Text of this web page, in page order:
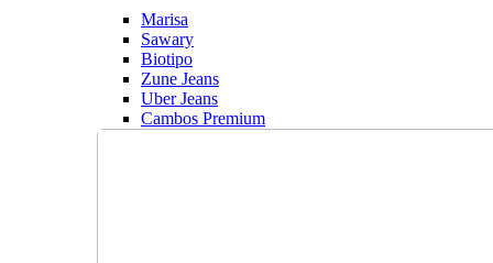
Marisa
Sawary
Biotipo
Zune Jeans
Uber Jeans
Cambos Premium